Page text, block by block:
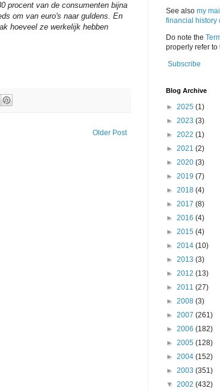
procent van de consumenten bijna
om van euro's naar guldens. En
hoeveel ze werkelijk hebben
Older Post
See also my
financial history
Do note the
properly refer to
Subscribe
Blog Archive
► 2025 (1)
► 2023 (3)
► 2022 (1)
► 2021 (2)
► 2020 (3)
► 2019 (7)
► 2018 (4)
► 2017 (8)
► 2016 (4)
► 2015 (4)
► 2014 (10)
► 2013 (3)
► 2012 (13)
► 2011 (27)
► 2008 (3)
► 2007 (261)
► 2006 (182)
► 2005 (128)
► 2004 (152)
► 2003 (351)
▼ 2002 (432)